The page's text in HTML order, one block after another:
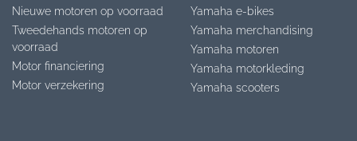
Nieuwe motoren op voorraad
Tweedehands motoren op
voorraad
Motor financiering
Motor verzekering
Yamaha e-bikes
Yamaha merchandising
Yamaha motoren
Yamaha motorkleding
Yamaha scooters